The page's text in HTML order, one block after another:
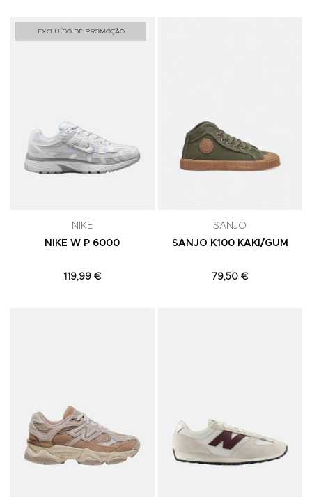
EXCLUÍDO DE PROMOÇÃO
NIKE
NIKE W P 6000
119,99 €
SANJO
SANJO K100 KAKI/GUM
79,50 €